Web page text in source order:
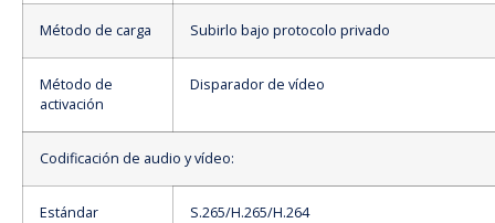
Método de carga Subirlo bajo protocolo privado
Método de
activación
Disparador de vídeo
Codificación de audio y vídeo:
Estándar S.265/H.265/H.264